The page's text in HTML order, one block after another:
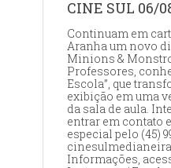
CINE SUL 06/
Continuam em
Aranha um novo
Minions &
Professores,
Escola”, que
exibição em uma
da sala de aula.
entrar em contato
especial pelo (45)
Informações,